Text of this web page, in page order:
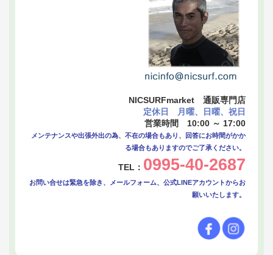
NICSURFmarket 通販専門店
定休日 月曜、日曜、祝日
営業時間 10:00 ～ 17:00
メンテナンスや出張外出の為、不在の場合もあり、回答にお時間がかか
る場合もありますのでご了承ください。
TEL： 0995-40-2687
お問い合せは緊急を除き、メールフォーム、公式LINEアカウントからお
願いいたします。